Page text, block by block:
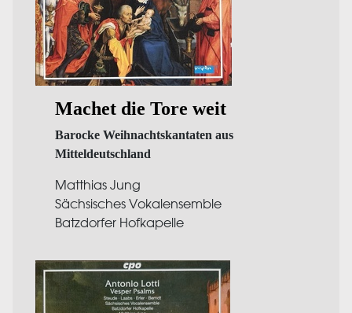
Machet die Tore weit
Barocke Weihnachtskantaten aus
Mitteldeutschland
Matthias Jung
Sächsisches Vokalensemble
Batzdorfer Hofkapelle